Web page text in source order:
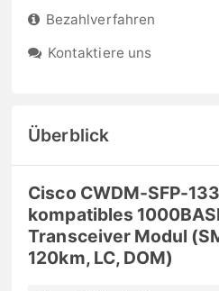
Bezahlverfahren
Kontaktiere uns
Überblick
Cisco CWDM-SFP-
kompatibles
Transceiver Modul
120km, LC, DOM)